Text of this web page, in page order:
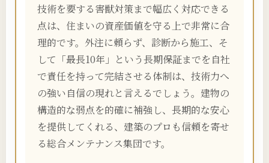
技術を要する害獣対策まで幅広く対応できる
点は、住まいの資産価値を守る上で非常に合
理的です。外注に頼らず、診断から施工、そ
して「最長10年」という長期保証までを自社
で責任を持って完結させる体制は、技術力へ
の強い自信の現れと言えるでしょう。建物の
構造的な弱点を的確に補強し、長期的な安心
を提供してくれる、建築のプロも信頼を寄せ
る総合メンテナンス集団です。